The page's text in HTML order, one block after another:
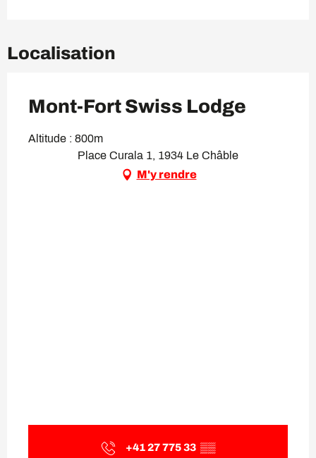
Localisation
Mont-Fort Swiss Lodge
Altitude : 800m
Place Curala 1, 1934 Le Châble
M'y rendre
+41 27 775 33 ▒▒